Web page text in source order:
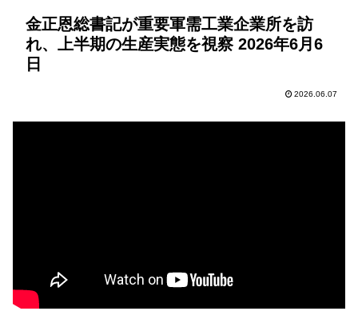
金正恩総書記が重要軍需工業企業所を訪
れ、上半期の生産実態を視察 2026年6月6
日
2026.06.07